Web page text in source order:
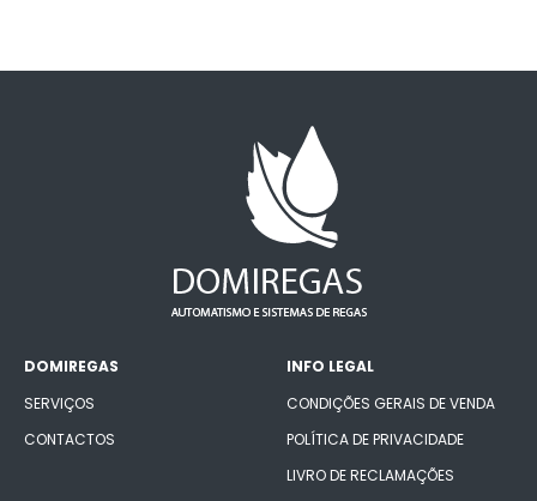
DOMIREGAS
SERVIÇOS
CONTACTOS
INFO LEGAL
CONDIÇÕES GERAIS DE VENDA
POLÍTICA DE PRIVACIDADE
LIVRO DE RECLAMAÇÕES